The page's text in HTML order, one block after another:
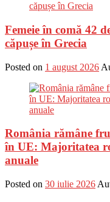
Femeie în comă 42
căpușe în Grecia
Posted on 1 august 2026
România rămâne
în UE: Majoritatea
anuale
Posted on 30 iulie 2026